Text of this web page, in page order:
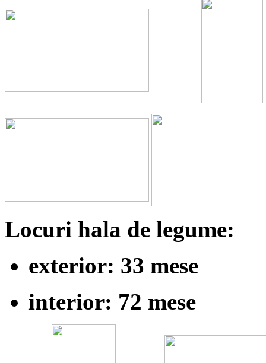
Locuri hala de legume:
exterior: 33 mese
interior: 72 mese